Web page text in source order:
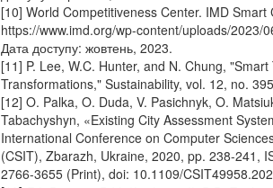
[10] World Competitiveness Center. IMD Smart
https://www.imd.org/wp-content/uploads/2023/
Дата доступу: жовтень, 2023.
[11] P. Lee, W.C. Hunter, and N. Chung,
Transformations," Sustainability, vol. 12, no.
[12] O. Palka, O. Duda, V. Pasichnyk, O.
Tabachyshyn, «Existing City Assessment
International Conference on Computer
(CSIT), Zbarazh, Ukraine, 2020, pp. 238-241,
2766-3655 (Print), doi: 10.1109/